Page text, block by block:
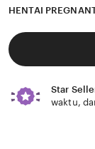
HENTAI
Star
waktu,